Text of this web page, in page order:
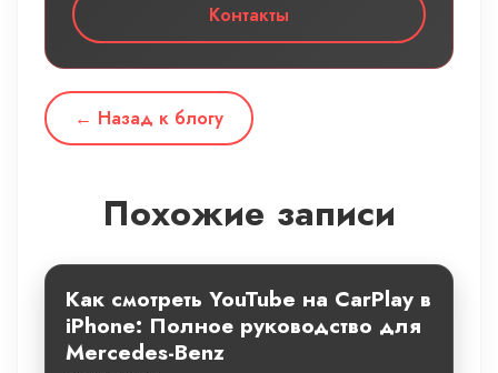
Контакты
← Назад к блогу
Похожие записи
Как смотреть YouTube на CarPlay в
iPhone: Полное руководство для
Mercedes-Benz